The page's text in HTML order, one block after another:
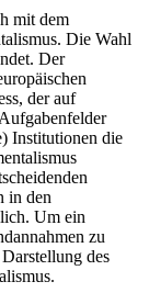
mit dem
Die Wahl
Der
der auf
Institutionen die
in den
Um ein
zu
des